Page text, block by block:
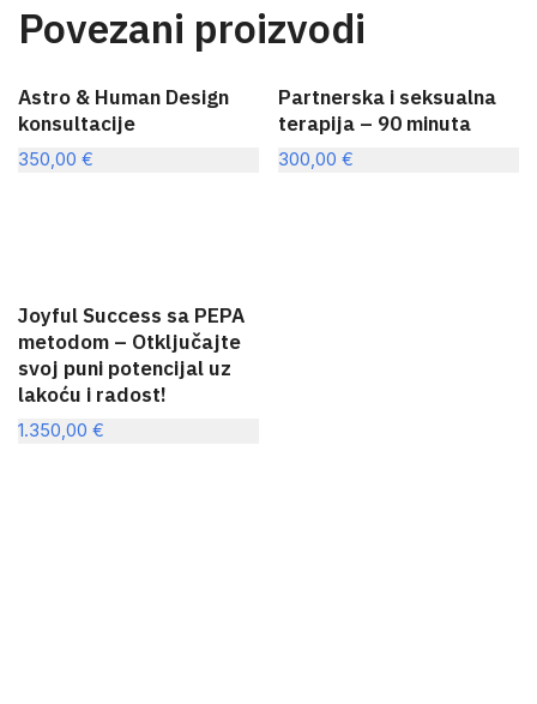
Povezani proizvodi
Astro & Human Design
konsultacije
350,00 €
Partnerska i seksualna
terapija – 90 minuta
300,00€
Joyful Success sa PEPA
metodom – Otključajte
svoj puni potencijal uz
lakoću i radost!
1.350,00 €